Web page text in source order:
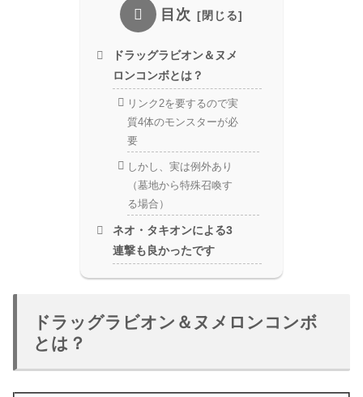
目次
ドラッグラビオン＆ヌメ
ロンコンボとは？
リンク2を要するので実
質4体のモンスターが必
要
しかし、実は例外あり
（墓地から特殊召喚す
る場合）
ネオ・タキオンによる3
連撃も良かったです
ドラッグラビオン＆ヌメロンコンボ
とは？